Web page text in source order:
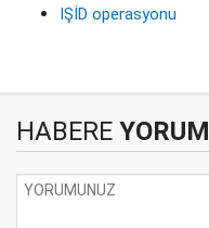
IŞİD operasyonu
HABERE